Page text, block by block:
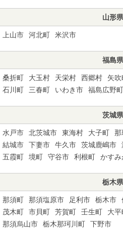
山形県
上山市 河北町 米沢市
福島県
桑折町 大玉村 天栄村 西郷村 矢吹
石川町
三春町 いわき市 福島広野町
茨城県
水戸市 北茨城市 東海村 大子町 那
結城市
下妻市 牛久市 茨城鹿嶋市
五霞町
境町 守谷市 利根町 かす
栃木県
那須町 那須塩原市 足利市 栃木市
茂木町
市貝町 芳賀町 壬生町 大平
那須烏山市
栃木那珂川町 下野市